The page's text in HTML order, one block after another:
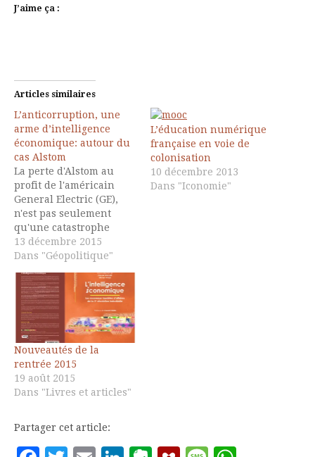
J’aime ça :
Articles similaires
L’anticorruption, une
arme d’intelligence
économique: autour du
cas Alstom
La perte d'Alstom au
profit de l'américain
General Electric (GE),
n'est pas seulement
qu'une catastrophe
industrielle - une de
plus après la perte de
l'industrie de
l'aluminium, de la
sidérurgie, de
l'automobile ... - qui met
en cause notre
indépendance nationale
mais est aussi
l'illustration de la
stratégie américaine
d'utilisation…
13 décembre 2015
Dans "Géopolitique"
L’éducation numérique
française en voie de
colonisation
10 décembre 2013
Dans "Iconomie"
Nouveautés de la
rentrée 2015
19 août 2015
Dans "Livres et articles"
Partager cet article: